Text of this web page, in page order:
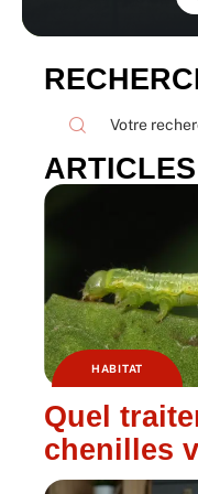
HABITAT
Quel
chenilles